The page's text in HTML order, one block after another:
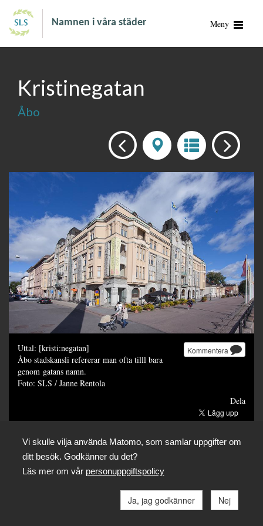
Namnen i våra städer Meny
Kristinegatan
Åbo
Kommentera
Uttal: [kristi:negatan]
Åbo stadskansli refererar man ofta tilll bara
genom gatans namn.
Foto: SLS / Janne Rentola
Dela
Vi skulle vilja använda Matomo, som samlar uppgifter om
ditt besök. Godkänner du det?
Läs mer om vår personuppgiftspolicy
Ja, jag godkänner Nej